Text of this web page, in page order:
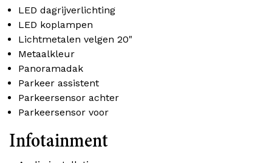
LED dagrijverlichting
LED koplampen
Lichtmetalen velgen 20"
Metaalkleur
Panoramadak
Parkeer assistent
Parkeersensor achter
Parkeersensor voor
Infotainment